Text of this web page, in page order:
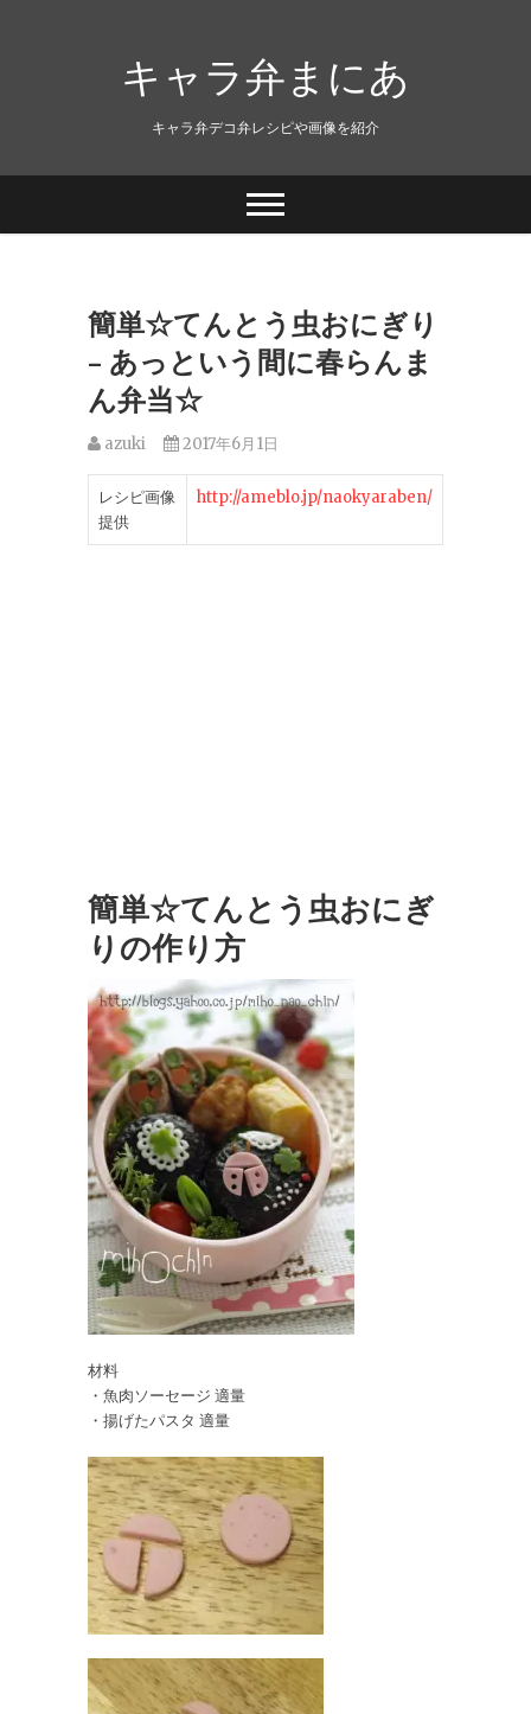
キャラ弁まにあ
キャラ弁デコ弁レシピや画像を紹介
簡単☆てんとう虫おにぎり
– あっという間に春らんま
ん弁当☆
azuki 2017年6月1日
レシピ画像
提供
http://ameblo.jp/naokyaraben/
簡単☆てんとう虫おにぎ
りの作り方
材料
・魚肉ソーセージ 適量
・揚げたパスタ 適量